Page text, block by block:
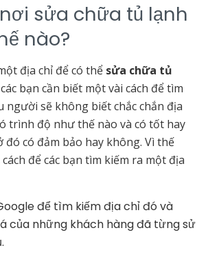
sửa chữa tủ lạnh
nào?
địa chỉ để có thể sửa chữa tủ
bạn cần biết một vài cách để tìm
người sẽ không biết chắc chắn địa
trình độ như thế nào và có tốt hay
đó có đảm bảo hay không. Vì thế
để các bạn tìm kiếm ra một địa
để tìm kiếm địa chỉ đó và
của những khách hàng đã từng sử